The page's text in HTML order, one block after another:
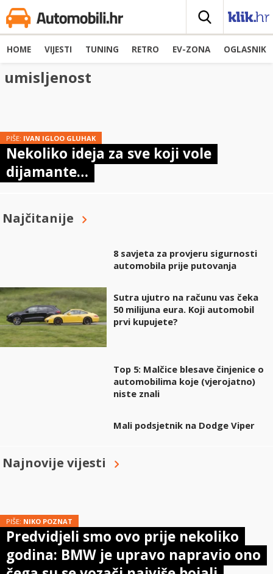
HOME VIJESTI TUNING RETRO EV-ZONA OGLASNIK
umisljenost
PIŠE: IVAN IGLOO GLUHAK
Nekoliko ideja za sve koji vole
dijamante…
Najčitanije
8 savjeta za provjeru sigurnosti
automobila prije putovanja
Sutra ujutro na računu vas čeka
50 milijuna eura. Koji automobil
prvi kupujete?
Top 5: Malčice blesave činjenice o
automobilima koje (vjerojatno)
niste znali
Mali podsjetnik na Dodge Viper
Najnovije vijesti
PIŠE: NIKO POZNAT
Predvidjeli smo ovo prije nekoliko
godina: BMW je upravo napravio ono